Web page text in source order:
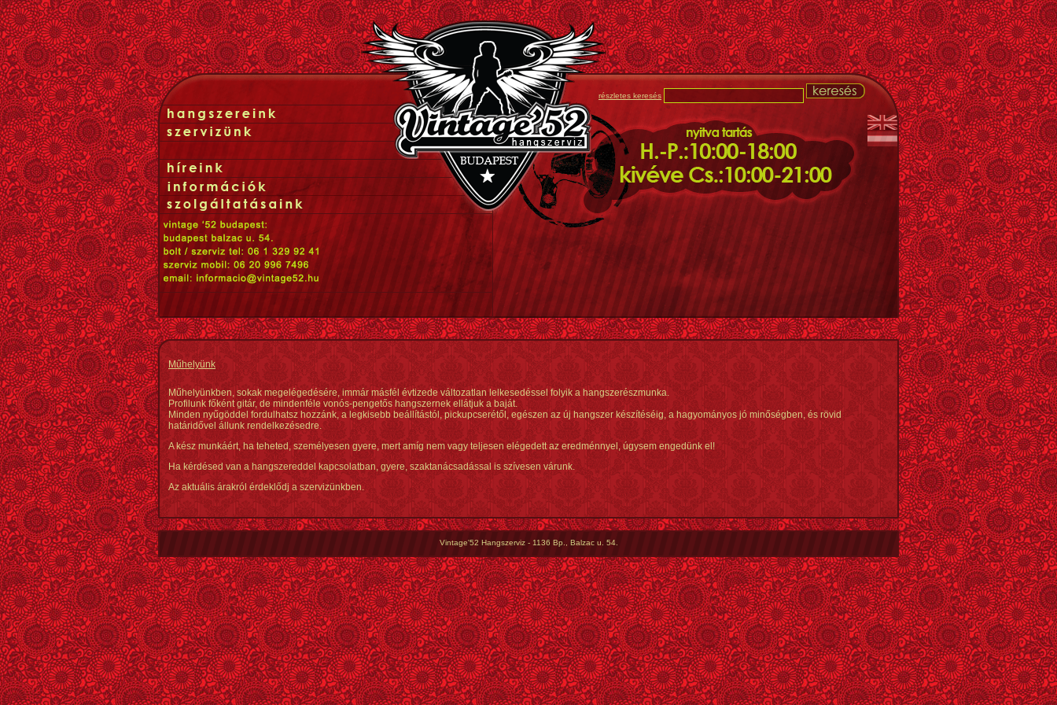
részletes keresés
Műhelyünk
Műhelyünkben, sokak megelégedésére, immár másfél évtizede változatlan lelkesedéssel folyik a hangszerészmunka.
Profilunk főként gitár, de mindenféle vonós-pengetős hangszernek ellátjuk a baját.
Minden nyűgöddel fordulhatsz hozzánk, a legkisebb beállítástól, pickupcserétől, egészen az új hangszer készítéséig, a hagyományos jó minőségben, és rövid
határidővel állunk rendelkezésedre.
A kész munkáért, ha teheted, személyesen gyere, mert amíg nem vagy teljesen elégedett az eredménnyel, úgysem engedünk el!
Ha kérdésed van a hangszereddel kapcsolatban, gyere, szaktanácsadással is szívesen várunk.
Az aktuális árakról érdeklődj a szervizünkben.
Vintage'52 Hangszerviz - 1136 Bp., Balzac u. 54.